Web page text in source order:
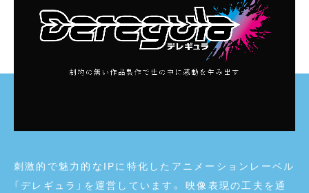
刺激的で魅力的なIPに特化したアニメーションレーベル
「デレギュラ」を運営しています。 映像表現の工夫を通